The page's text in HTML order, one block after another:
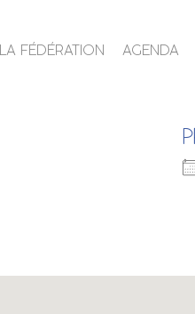
LA FÉDÉRATION AGENDA